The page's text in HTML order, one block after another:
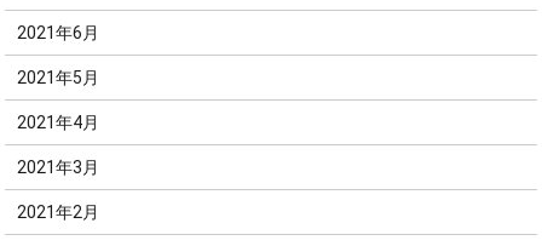
2021年6月
2021年5月
2021年4月
2021年3月
2021年2月